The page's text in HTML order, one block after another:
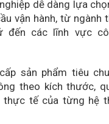
sản xuất
có yêu cầu khác
thủy sản: ưu tiên
đóng gói: phù hợp